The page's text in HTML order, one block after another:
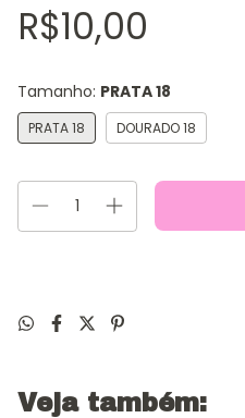
R$10,00
Tamanho: PRATA 18
PRATA 18 DOURADO 18
Veja também: